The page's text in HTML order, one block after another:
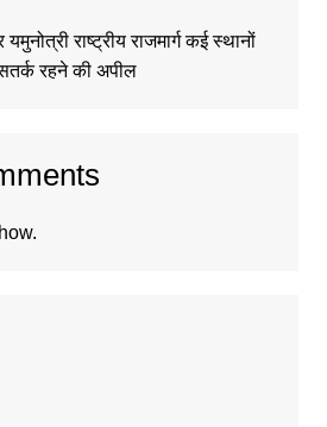
राष्ट्रीय राजमार्ग कई स्थानों
रहने की अपील